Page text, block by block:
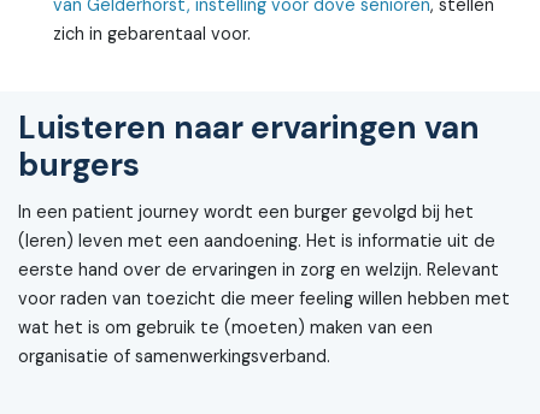
van Gelderhorst, instelling voor dove senioren, stellen
zich in gebarentaal voor.
Luisteren naar ervaringen van
burgers
In een patient journey wordt een burger gevolgd bij het
(leren) leven met een aandoening. Het is informatie uit de
eerste hand over de ervaringen in zorg en welzijn. Relevant
voor raden van toezicht die meer feeling willen hebben met
wat het is om gebruik te (moeten) maken van een
organisatie of samenwerkingsverband.